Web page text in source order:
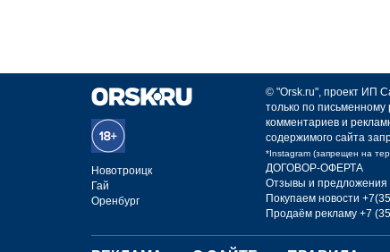
Новотроицк
Гай
Оренбург
© "Orsk.ru", проект ИП
только по
комментариев и
содержимого сайта
*Instagram (запрещен на
ДОГОВОР-ОФЕРТА
Отзывы и предложения
Покупаем новости
Продаём рекламу +7